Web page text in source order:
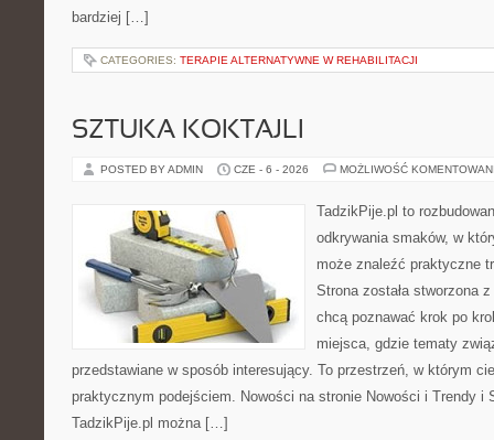
bardziej […]
CATEGORIES: TERAPIE ALTERNATYWNE W REHABILITACJI
SZTUKA KOKTAJLI
POSTED BY ADMIN CZE - 6 - 2026 MOŻLIWOŚĆ
TadzikPije.pl to
odkrywania smaków, w
może znaleźć praktyczne
Strona została stworzona
chcą poznawać krok po
miejsca, gdzie tematy
przedstawiane w sposób interesujący. To przestrzeń, w którym
praktycznym podejściem. Nowości na stronie Nowości i Trendy i
TadzikPije.pl można […]